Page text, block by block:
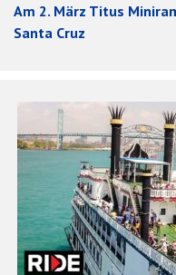
Am 2. März Titus
Santa Cruz